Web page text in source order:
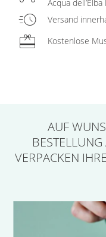
Acqua dell’Elba
acute Versand
redeem Kostenlose
AUF
VERPACKEN